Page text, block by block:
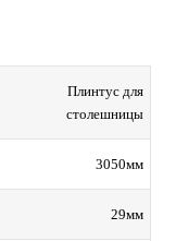
Плинтус для
столешницы
3050мм
29мм